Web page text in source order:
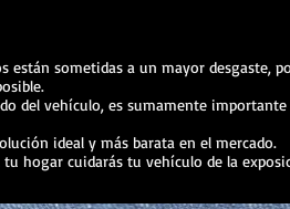
están sometidas a un mayor desgaste,
del vehículo, es sumamente
ideal y más barata en el mercado.
hogar cuidarás tu vehículo de la